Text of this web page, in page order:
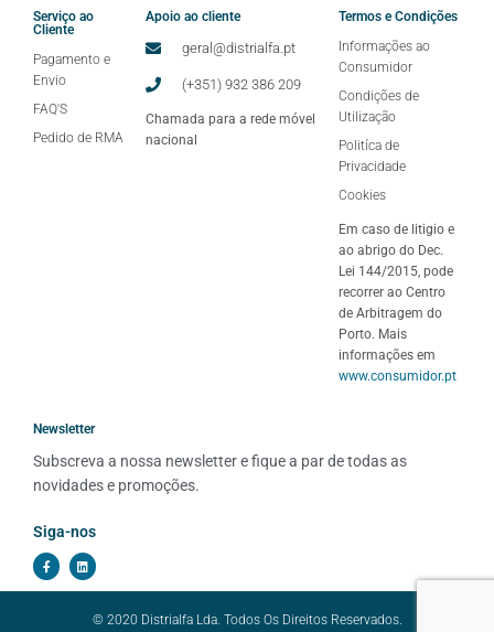
Serviço ao
Cliente
Pagamento e
Envio
FAQ'S
Pedido de RMA
Apoio ao cliente
geral@distrialfa.pt
(+351) 932 386 209
Chamada para a rede móvel
nacional
Termos e Condições
Informações ao
Consumidor
Condições de
Utilização
Politíca de
Privacidade
Cookies
Em caso de litigio e
ao abrigo do Dec.
Lei 144/2015, pode
recorrer ao Centro
de Arbitragem do
Porto. Mais
informações em
www.consumidor.pt
Newsletter
Subscreva a nossa newsletter e fique a par de todas as
novidades e promoções.
Siga-nos
© 2020 Distrialfa Lda. Todos Os Direitos Reservados.